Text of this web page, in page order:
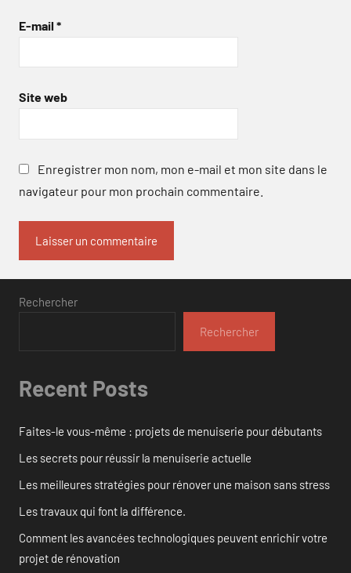
E-mail *
Site web
Enregistrer mon nom, mon e-mail et mon site dans le
navigateur pour mon prochain commentaire.
Rechercher
Rechercher
Recent Posts
Faites-le vous-même : projets de menuiserie pour débutants
Les secrets pour réussir la menuiserie actuelle
Les meilleures stratégies pour rénover une maison sans stress
Les travaux qui font la différence.
Comment les avancées technologiques peuvent enrichir votre
projet de rénovation